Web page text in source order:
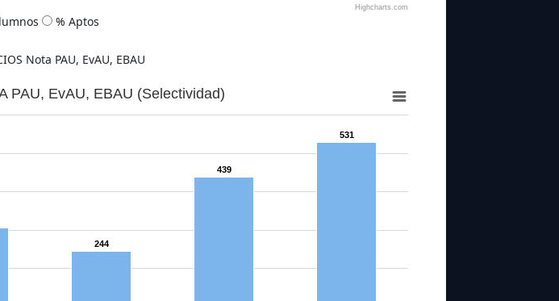
Highcharts.com
% Aptos
Nota PAU, EvAU, EBAU
PAU, EvAU, EBAU (Selectividad)
244
439
531